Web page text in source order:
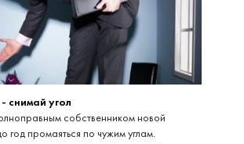
снимай угол
собственником новой
год промаяться по чужим углам.